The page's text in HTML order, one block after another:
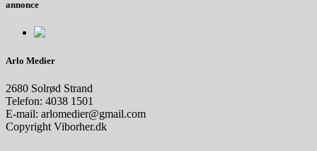
annonce
Arlo Medier
2680 Solrød Strand
Telefon: 4038 1501
E-mail: arlomedier@gmail.com
Copyright Viborher.dk